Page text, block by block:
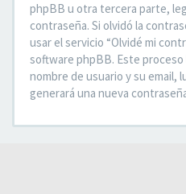
phpBB u otra tercera parte,
contraseña. Si olvidó la
usar el servicio “Olvidé mi
software phpBB. Este
nombre de usuario y su email,
generará una nueva